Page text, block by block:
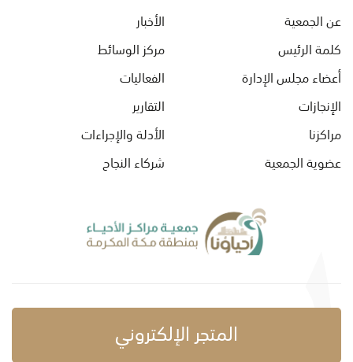
عن الجمعية
كلمة الرئيس
أعضاء مجلس الإدارة
الإنجازات
مراكزنا
عضوية الجمعية
الأخبار
مركز الوسائط
الفعاليات
التقارير
الأدلة والإجراءات
شركاء النجاح
المتجر الإلكتروني